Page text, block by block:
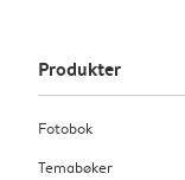
Produkter
Fotobok
Temabøker